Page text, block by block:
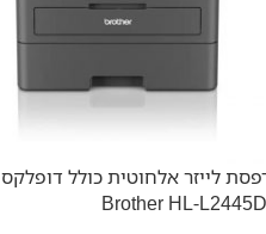
לייזר אלחוטית כולל דופלקס
Brother HL-